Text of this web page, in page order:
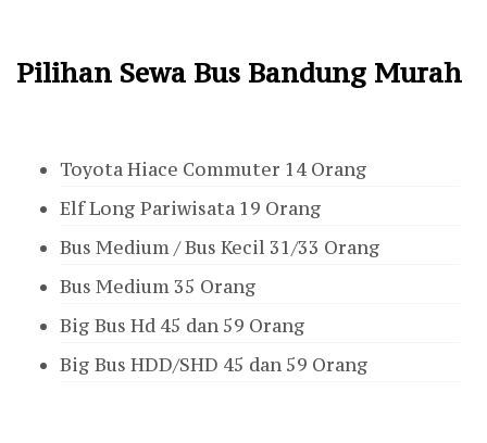
Pilihan Sewa Bus Bandung Murah
Toyota Hiace Commuter 14 Orang
Elf Long Pariwisata 19 Orang
Bus Medium / Bus Kecil 31/33 Orang
Bus Medium 35 Orang
Big Bus Hd 45 dan 59 Orang
Big Bus HDD/SHD 45 dan 59 Orang